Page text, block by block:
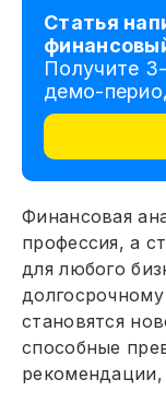
Статья
Получите
демо-
Финансовая
профессия, а
для любого
становятся
способные
рекомендации,